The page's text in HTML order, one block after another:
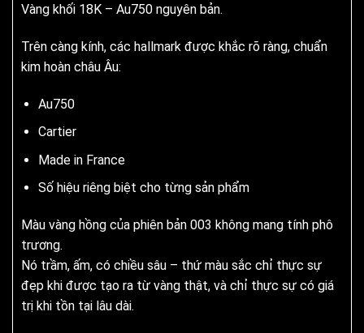
Vàng khối 18K – Au750 nguyên bản.
Trên càng kính, các hallmark được khắc rõ ràng, chuẩn
kim hoàn châu Âu:
Au750
Cartier
Made in France
Số hiệu riêng biệt cho từng sản phẩm
Màu vàng hồng của phiên bản 003 không mang tính phô
trương.
Nó trầm, ấm, có chiều sâu – thứ màu sắc chỉ thực sự
đẹp khi được tạo ra từ vàng thật, và chỉ thực sự có giá
trị khi tồn tại lâu dài.